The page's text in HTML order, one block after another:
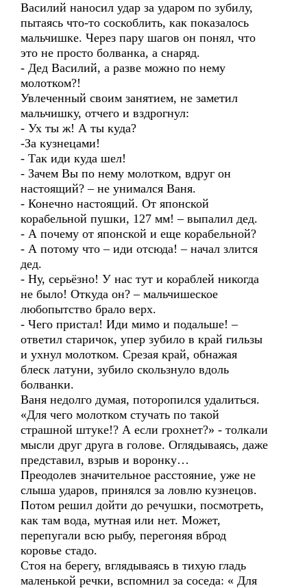
Василий наносил удар за ударом по зубилу,
пытаясь что-то соскоблить, как показалось
мальчишке. Через пару шагов он понял, что
это не просто болванка, а снаряд.
- Дед Василий, а разве можно по нему
молотком?!
Увлеченный своим занятием, не заметил
мальчишку, отчего и вздрогнул:
- Ух ты ж! А ты куда?
-За кузнецами!
- Так иди куда шел!
- Зачем Вы по нему молотком, вдруг он
настоящий? – не унимался Ваня.
- Конечно настоящий. От японской
корабельной пушки, 127 мм! – выпалил дед.
- А почему от японской и еще корабельной?
- А потому что – иди отсюда! – начал злится
дед.
- Ну, серьёзно! У нас тут и кораблей никогда
не было! Откуда он? – мальчишеское
любопытство брало верх.
- Чего пристал! Иди мимо и подальше! –
ответил старичок, упер зубило в край гильзы
и ухнул молотком. Срезая край, обнажая
блеск латуни, зубило скользнуло вдоль
болванки.
Ваня недолго думая, поторопился удалиться.
«Для чего молотком стучать по такой
страшной штуке!? А если грохнет?» - толкали
мысли друг друга в голове. Оглядываясь, даже
представил, взрыв и воронку…
Преодолев значительное расстояние, уже не
слыша ударов, принялся за ловлю кузнецов.
Потом решил дойти до речушки, посмотреть,
как там вода, мутная или нет. Может,
перепугали всю рыбу, перегоняя вброд
коровье стадо.
Стоя на берегу, вглядываясь в тихую гладь
маленькой речки, вспомнил за соседа: « Для